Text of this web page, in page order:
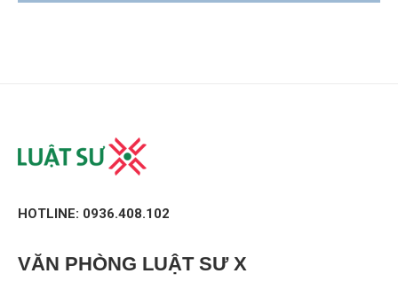
HOTLINE: 0936.408.102
VĂN PHÒNG LUẬT SƯ X